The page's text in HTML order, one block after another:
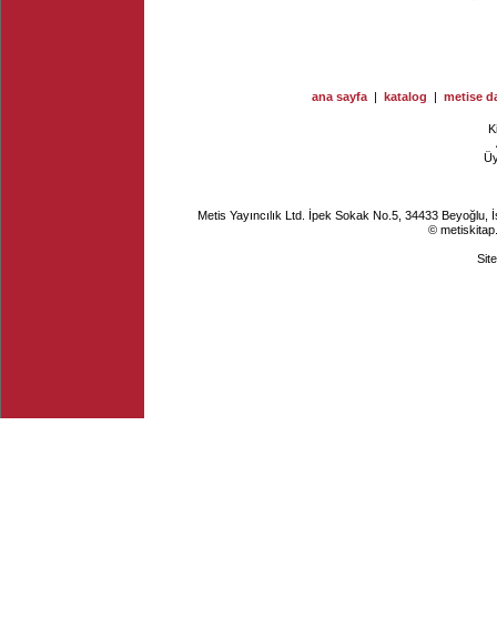
ana sayfa | katalog | metise
Metis Yayıncılık Ltd. İpek Sokak No.5, 34433
©